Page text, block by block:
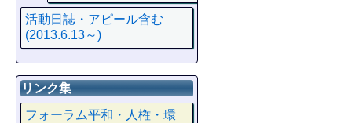
活動日誌・アピール含む
(2013.6.13～)
リンク集
フォーラム平和・人権・環